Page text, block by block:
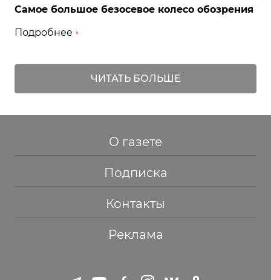
Самое большое безосевое колесо обозрения
Подробнее
ЧИТАТЬ БОЛЬШЕ
О газете
Подписка
Контакты
Реклама